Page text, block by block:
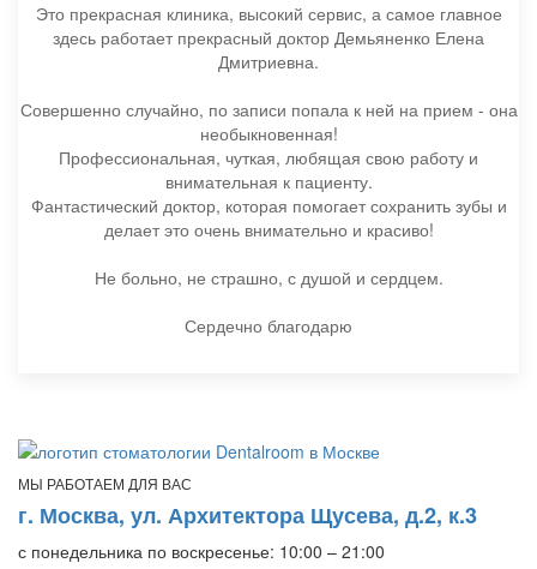
Это прекрасная клиника, высокий сервис, а самое главное
здесь работает прекрасный доктор Демьяненко Елена
Дмитриевна.
Совершенно случайно, по записи попала к ней на прием - она
необыкновенная!
Профессиональная, чуткая, любящая свою работу и
внимательная к пациенту.
Фантастический доктор, которая помогает сохранить зубы и
делает это очень внимательно и красиво!
Не больно, не страшно, с душой и сердцем.
Сердечно благодарю
МЫ РАБОТАЕМ ДЛЯ ВАС
г. Москва, ул. Архитектора Щусева, д.2, к.3
с понедельника по воскресенье: 10:00 – 21:00